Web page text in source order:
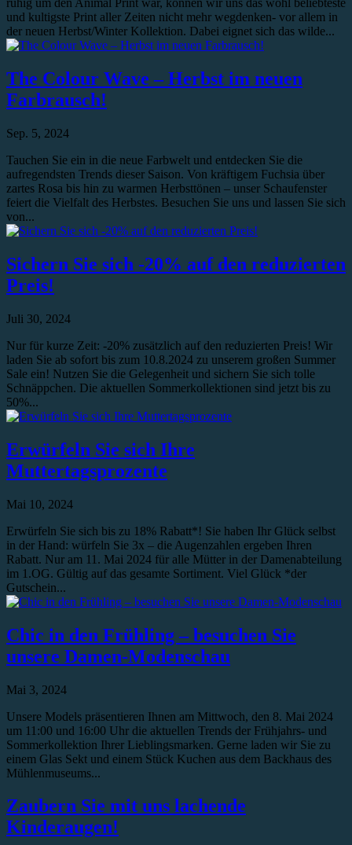
ruhig um den Animal Print war, können wir uns das wohl beliebteste
und kultigste Print aller Zeiten nicht mehr wegdenken- vor allem in
der neuen Herbst/Winter Kollektion. Dabei eignet sich das wilde...
The Colour Wave – Herbst im neuen
Farbrausch!
Sep. 5, 2024
Tauchen Sie ein in die neue Farbwelt und entdecken Sie die
aufregendsten Trends dieser Saison. Von kräftigem Fuchsia über
zartes Rosa bis hin zu warmen Herbsttönen – unser Schaufenster
feiert die Vielfalt des Herbstes. Besuchen Sie uns und lassen Sie sich
von...
Sichern Sie sich -20% auf den reduzierten
Preis!
Juli 30, 2024
Nur für kurze Zeit: -20% zusätzlich auf den reduzierten Preis! Wir
laden Sie ab sofort bis zum 10.8.2024 zu unserem großen Summer
Sale ein! Nutzen Sie die Gelegenheit und sichern Sie sich tolle
Schnäppchen. Die aktuellen Sommerkollektionen sind jetzt bis zu
50%...
Erwürfeln Sie sich Ihre
Muttertagsprozente
Mai 10, 2024
Erwürfeln Sie sich bis zu 18% Rabatt*! Sie haben Ihr Glück selbst
in der Hand: würfeln Sie 3x – die Augenzahlen ergeben Ihren
Rabatt. Nur am 11. Mai 2024 für alle Mütter in der Damenabteilung
im 1.OG. Gültig auf das gesamte Sortiment. Viel Glück *der
Gutschein...
Chic in den Frühling – besuchen Sie
unsere Damen-Modenschau
Mai 3, 2024
Unsere Models präsentieren Ihnen am Mittwoch, den 8. Mai 2024
um 11:00 und 16:00 Uhr die aktuellen Trends der Frühjahrs- und
Sommerkollektion Ihrer Lieblingsmarken. Gerne laden wir Sie zu
einem Glas Sekt und einem Stück Kuchen aus dem Backhaus des
Mühlenmuseums...
Zaubern Sie mit uns lachende
Kinderaugen!